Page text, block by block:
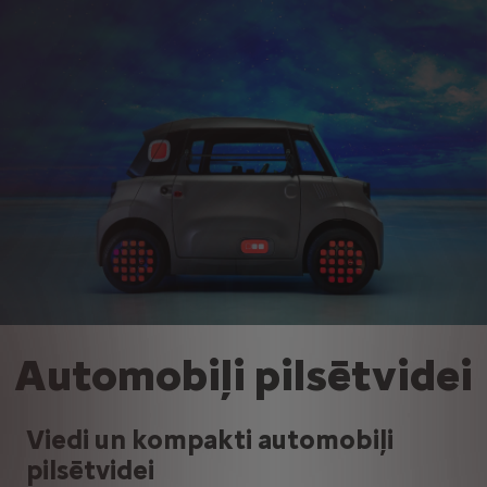
Automobiļi pilsētvidei
Viedi un kompakti automobiļi
pilsētvidei